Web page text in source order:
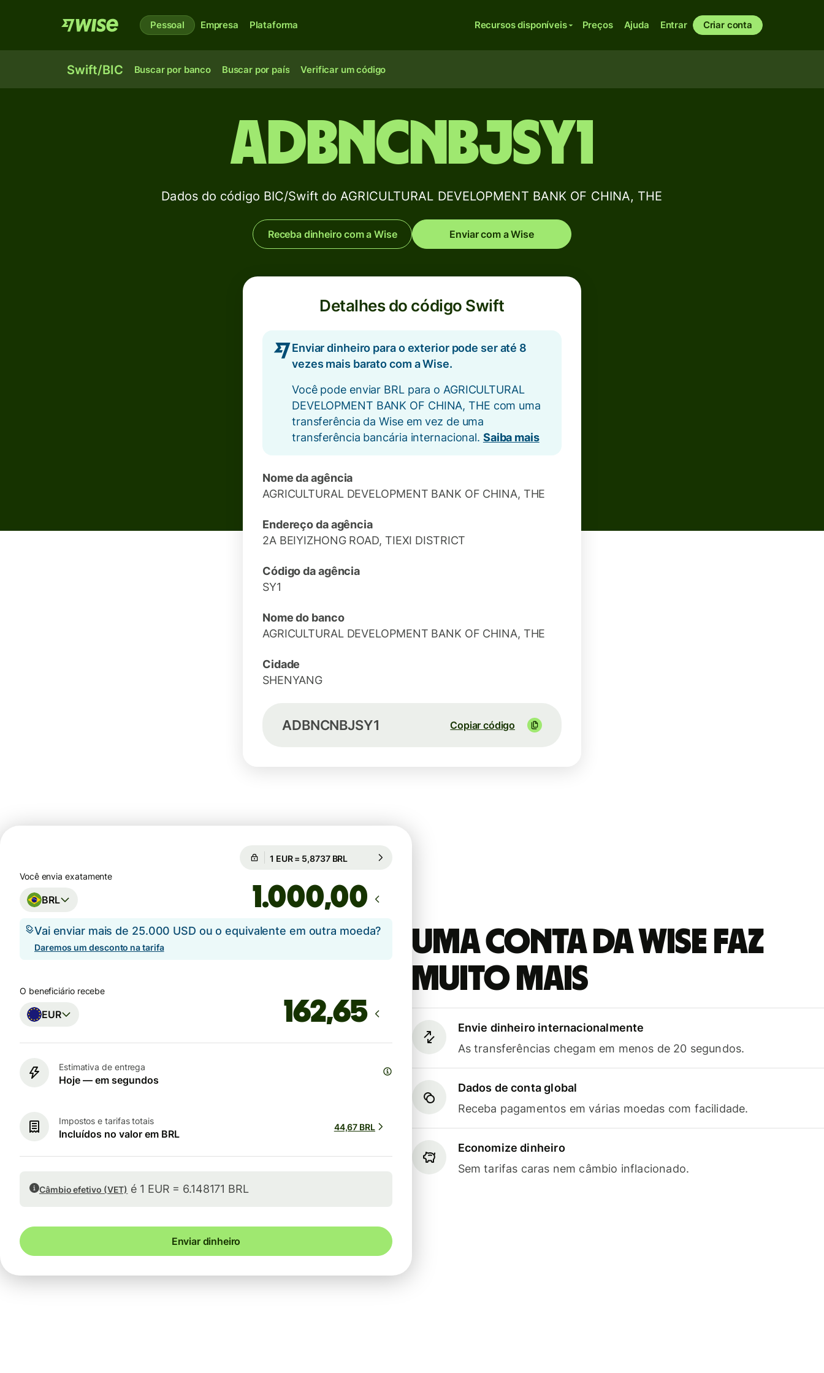
Pessoal Empresa Plataforma Recursos disponíveis Preços Ajuda Entrar Criar conta
Swift/BIC Buscar por banco Buscar por país Verificar um código
ADBNCNBJSY1
Dados do código BIC/Swift do AGRICULTURAL DEVELOPMENT BANK OF CHINA, THE
Receba dinheiro com a Wise Enviar com a Wise
Detalhes do código Swift
Enviar dinheiro para o exterior pode ser até 8
vezes mais barato com a Wise.
Você pode enviar BRL para o AGRICULTURAL
DEVELOPMENT BANK OF CHINA, THE com uma
transferência da Wise em vez de uma
transferência bancária internacional. Saiba mais
Nome da agência
AGRICULTURAL DEVELOPMENT BANK OF CHINA, THE
Endereço da agência
2A BEIYIZHONG ROAD, TIEXI DISTRICT
Código da agência
SY1
Nome do banco
AGRICULTURAL DEVELOPMENT BANK OF CHINA, THE
Cidade
SHENYANG
ADBNCNBJSY1 Copiar código
Uma conta da Wise faz
muito mais
Envie dinheiro internacionalmente
As transferências chegam em menos de 20 segundos.
Dados de conta global
Receba pagamentos em várias moedas com facilidade.
Economize dinheiro
Sem tarifas caras nem câmbio inflacionado.
Câmbio comercial (63h)
Você envia exatamente
BRL ,00
Vai enviar mais de 25.000 USD ou o equivalente em outra moeda?
Daremos um desconto na tarifa
O beneficiário recebe
EUR
Estimativa de entrega
Hoje — em segundos
Impostos e tarifas totais
Incluídos no valor em BRL
44,67 BRL
Câmbio efetivo (VET) é 1 EUR = 6.148171 BRL
Enviar dinheiro